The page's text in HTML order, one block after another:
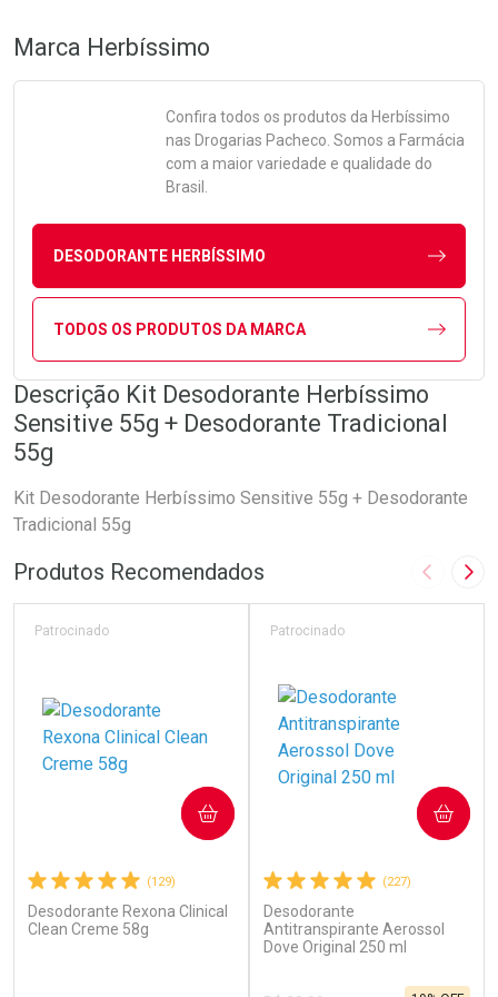
Marca Herbíssimo
Confira todos os produtos da Herbíssimo
nas Drogarias Pacheco. Somos a Farmácia
com a maior variedade e qualidade do
Brasil.
DESODORANTE HERBÍSSIMO
TODOS OS PRODUTOS DA MARCA
Descrição Kit Desodorante Herbíssimo
Sensitive 55g + Desodorante Tradicional
55g
Kit Desodorante Herbíssimo Sensitive 55g + Desodorante
Tradicional 55g
Produtos Recomendados Imagem
(129)
Desodorante Rexona Clinical
Clean Creme 58g
Patrocinado
COMPRAR
(227)
Desodorante
Antitranspirante Aerossol
Dove Original 250 ml
Patrocinado
COMPRAR